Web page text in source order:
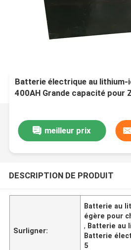
Batterie électrique au lithium-
400AH Grande capacité pour
meilleur prix
DESCRIPTION DE PRODUIT
Surligner:
Batterie au
égère pour
, Batterie au
Batterie
5